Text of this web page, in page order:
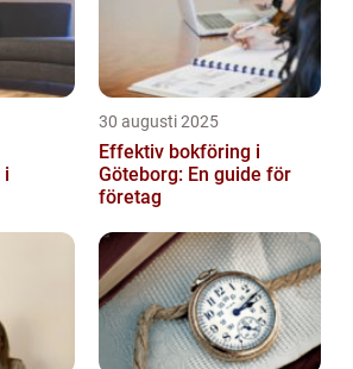
i
30 augusti 2025
Effektiv bokföring i
Göteborg: En guide för
företag